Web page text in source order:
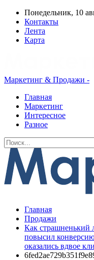
Понедельник, 10
Контакты
Лента
Карта
Маркетинг & Продажи -
Главная
Маркетинг
Интересное
Разное
Главная
Продажи
Как страшненький
повысил
оказались вдвое